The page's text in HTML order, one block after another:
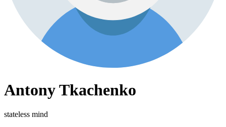
Antony Tkachenko
stateless mind